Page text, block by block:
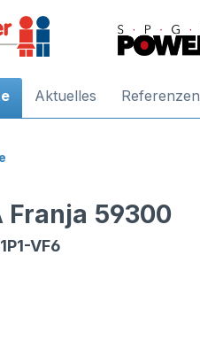
Aktuelles Referenzen
Franja 59300
VF6